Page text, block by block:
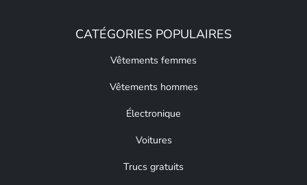
CATÉGORIES POPULAIRES
Vêtements femmes
Vêtements hommes
Électronique
Voitures
Trucs gratuits